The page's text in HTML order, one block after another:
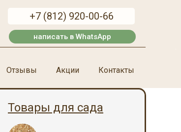
+7 (812) 920-00-66
Контакты
Отзывы Акции
написать в WhatsApp
Контакты
Акции
Товары для сада